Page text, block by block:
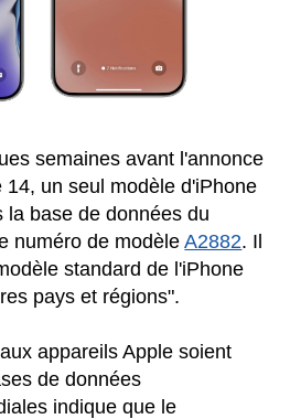
semaines avant l'annonce
un seul modèle d'iPhone
la base de données du
numéro de modèleA2882. Il
standard de l'iPhone
pays et régions".
appareils Apple soient
de données
indique que le